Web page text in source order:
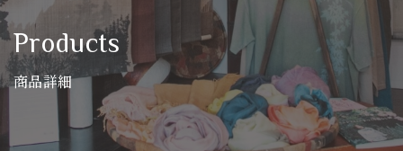
Products
商品詳細